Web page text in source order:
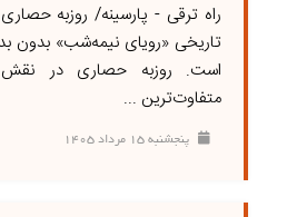
راه ترقی - پارسینه/ روزبه
تاریخی «رویای نیمه‌شب» بدون
است. روزبه حصاری در نقش
متفاوت‌ترین ...
پنجشنبه ۱۵ مرداد ۱۴۰۵